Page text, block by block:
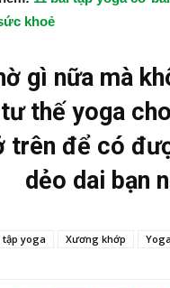
khoẻ
gì nữa mà
thế yoga
trên để có
dẻo dai bạn
tập yoga Xương khớp